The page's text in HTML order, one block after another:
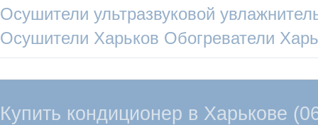
Осушители ультразвуковой
Осушители Харьков Обогреватели
Купить кондиционер в Харькове